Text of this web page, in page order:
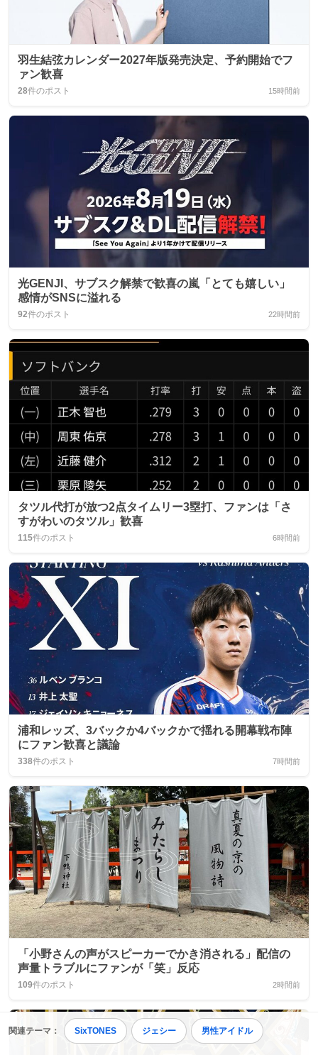
関連テーマ： SixTONES ジェシー 男性アイドル
羽生結弦カレンダー2027年版発売決定、予約開始でフ
ァン歓喜
28件のポスト 15時間前
光GENJI、サブスク解禁で歓喜の嵐「とても嬉しい」
感情がSNSに溢れる
92件のポスト 22時間前
タツル代打が放つ2点タイムリー3塁打、ファンは「さ
すがわいのタツル」歓喜
115件のポスト 6時間前
浦和レッズ、3バックか4バックかで揺れる開幕戦布陣
にファン歓喜と議論
338件のポスト 7時間前
「小野さんの声がスピーカーでかき消される」配信の
声量トラブルにファンが「笑」反応
109件のポスト 2時間前